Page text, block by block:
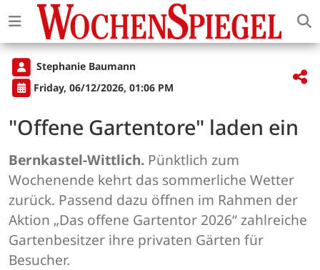
Stephanie Baumann
Friday, 06/12/2026, 01:06 PM
"Offene Gartentore" laden ein
Bernkastel-Wittlich. Pünktlich zum
Wochenende kehrt das sommerliche Wetter
zurück. Passend dazu öffnen im Rahmen der
Aktion „Das offene Gartentor 2026“ zahlreiche
Gartenbesitzer ihre privaten Gärten für
Besucher.